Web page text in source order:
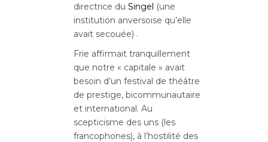
directrice du Singel (une
institution anversoise qu’elle
avait secouée) .
Frie affirmait tranquillement
que notre « capitale » avait
besoin d’un festival de théâtre
de prestige, bicommunautaire
et international. Au
scepticisme des uns (les
francophones), à l’hostilité des